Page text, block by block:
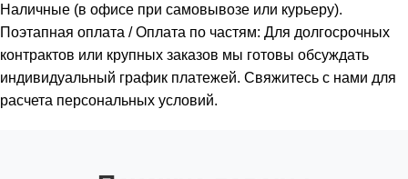
Наличные (в офисе при самовывозе или курьеру).
Поэтапная оплата / Оплата по частям: Для долгосрочных
контрактов или крупных заказов мы готовы обсуждать
индивидуальный график платежей. Свяжитесь с нами для
расчета персональных условий.